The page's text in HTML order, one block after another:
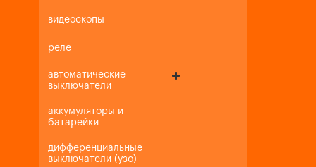
видеоскопы
реле
автоматические
выключатели
аккумуляторы и
батарейки
дифференциальные
выключатели (узо)